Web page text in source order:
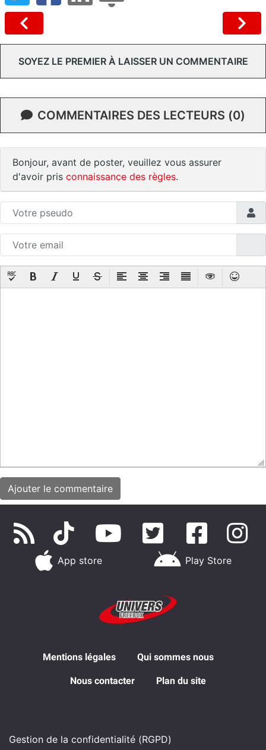
SOYEZ LE PREMIER À LAISSER UN COMMENTAIRE
COMMENTAIRES DES LECTEURS (0)
Bonjour, avant de poster, veuillez vous assurer
d'avoir pris connaissance des règles.
App store Play Store
Mentions légales Qui sommes nous
Nous contacter Plan du site
Gestion de la confidentialité (RGPD)